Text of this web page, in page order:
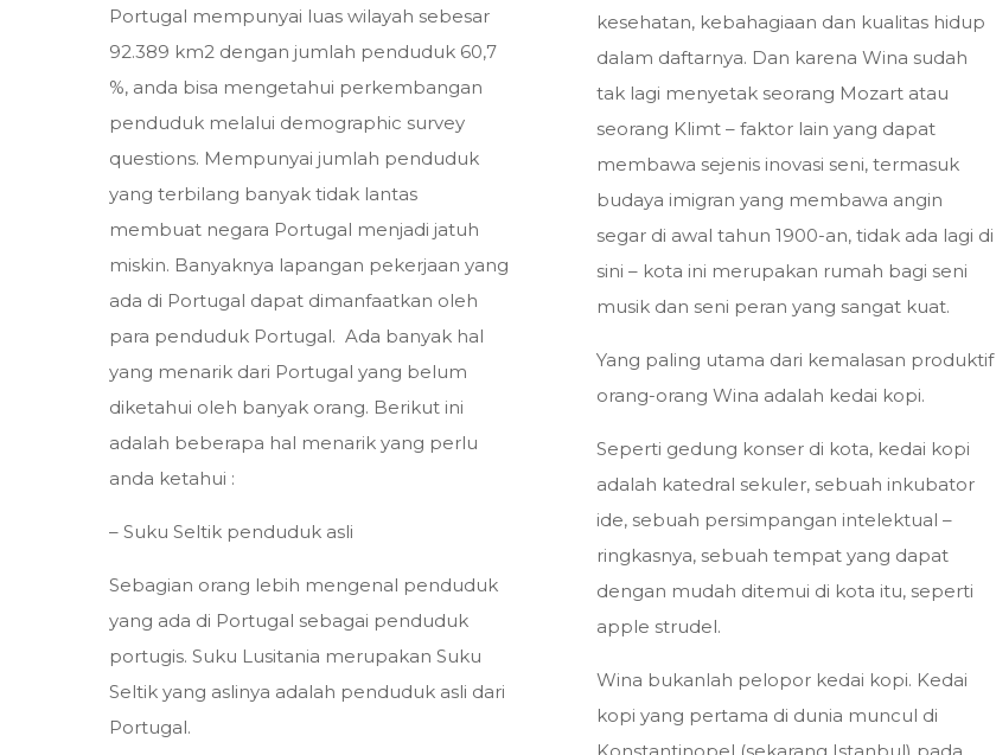
Portugal mempunyai luas wilayah sebesar
92.389 km2 dengan jumlah penduduk 60,7
%, anda bisa mengetahui perkembangan
penduduk melalui demographic survey
questions. Mempunyai jumlah penduduk
yang terbilang banyak tidak lantas
membuat negara Portugal menjadi jatuh
miskin. Banyaknya lapangan pekerjaan yang
ada di Portugal dapat dimanfaatkan oleh
para penduduk Portugal. Ada banyak hal
yang menarik dari Portugal yang belum
diketahui oleh banyak orang. Berikut ini
adalah beberapa hal menarik yang perlu
anda ketahui :
– Suku Seltik penduduk asli
Sebagian orang lebih mengenal penduduk
yang ada di Portugal sebagai penduduk
portugis. Suku Lusitania merupakan Suku
Seltik yang aslinya adalah penduduk asli dari
Portugal.
kesehatan, kebahagiaan dan kualitas hidup
dalam daftarnya. Dan karena Wina sudah
tak lagi menyetak seorang Mozart atau
seorang Klimt – faktor lain yang dapat
membawa sejenis inovasi seni, termasuk
budaya imigran yang membawa angin
segar di awal tahun 1900-an, tidak ada lagi di
sini – kota ini merupakan rumah bagi seni
musik dan seni peran yang sangat kuat.
Yang paling utama dari kemalasan produktif
orang-orang Wina adalah kedai kopi.
Seperti gedung konser di kota, kedai kopi
adalah katedral sekuler, sebuah inkubator
ide, sebuah persimpangan intelektual –
ringkasnya, sebuah tempat yang dapat
dengan mudah ditemui di kota itu, seperti
apple strudel.
Wina bukanlah pelopor kedai kopi. Kedai
kopi yang pertama di dunia muncul di
Konstantinopel (sekarang Istanbul) pada